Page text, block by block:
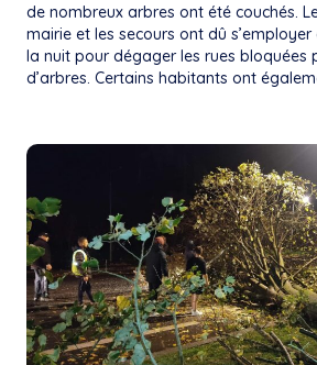
de nombreux arbres ont été couchés.
mairie et les secours ont dû
la nuit pour dégager les rues bloquées
d’arbres. Certains habitants ont